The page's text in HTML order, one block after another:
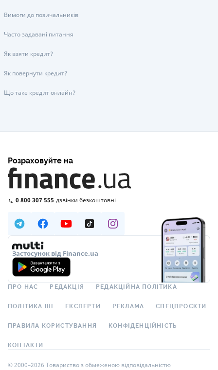
Вимоги до позичальників
Часто задавані питання
Як взяти кредит?
Як повернути кредит?
Що таке кредит онлайн?
Розраховуйте на
0 800 307 555 дзвінки безкоштовні
Застосунок від Finance.ua
ПРО НАС РЕДАКЦІЯ РЕДАКЦІЙНА ПОЛІТИКА
ПОЛІТИКА ШІ ЕКСПЕРТИ РЕКЛАМА СПЕЦПРОЄКТИ
ПРАВИЛА КОРИСТУВАННЯ КОНФІДЕНЦІЙНІСТЬ
КОНТАКТИ
© 2000–2026 Товариство з обмеженою відповідальністю